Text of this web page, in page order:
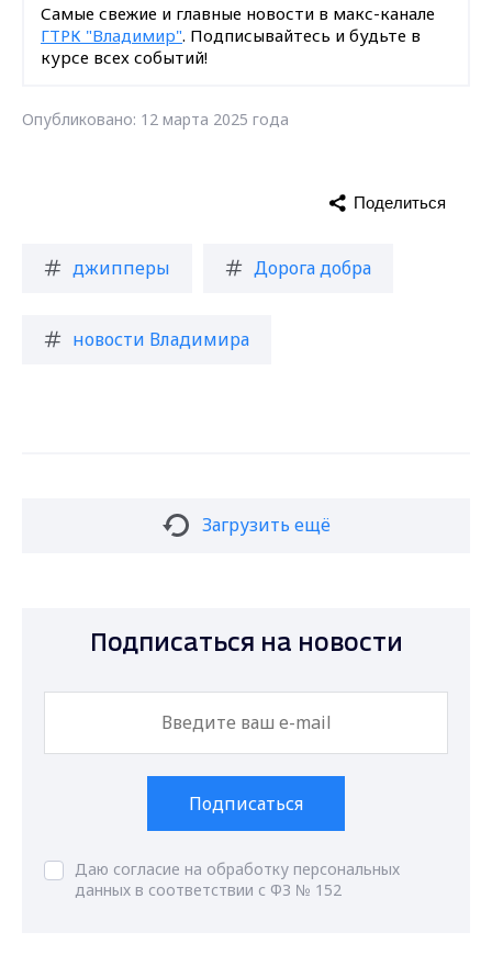
Самые свежие и главные новости в макс-канале
ГТРК "Владимир". Подписывайтесь и будьте в
курсе всех событий!
Опубликовано: 12 марта 2025 года
джипперы Дорога добра
новости Владимира
Поделиться
Загрузить ещё
Подписаться на новости
Подписаться
Даю согласие на обработку персональных
данных в соответствии с ФЗ № 152